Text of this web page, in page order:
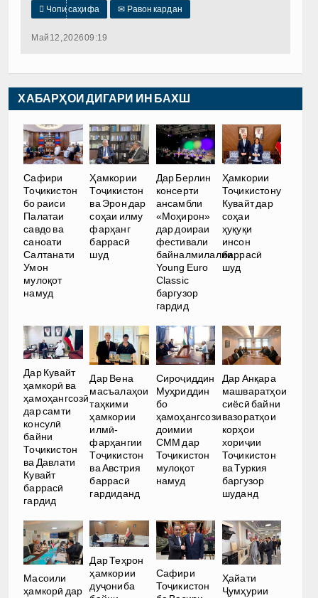
 Чопи саҳифа ✉ Равон кардан
Май 12, 2026 09:19
ХАБАРҲОИ ДИГАРИ ИН БАХШ
Сафири
Тоҷикистон
бо раиси
Палатаи
савдо ва
саноати
Салтанати
Умон
мулоқот
намуд
Ҳамкории
Тоҷикистон
ва Эрон дар
соҳаи илму
фарҳанг
баррасӣ
шуд
Дар Берлин
консерти
ансамбли
«Моҳирон»
дар доираи
фестивали
байналмилалии
Young Euro
Classic
баргузор
гардид
Ҳамкории
Тоҷикистону
Кувайт дар
соҳаи
ҳуқуқи
инсон
баррасӣ
шуд
Дар Кувайт
ҳамкорӣ ва
ҳамоҳангсозӣ
дар самти
консулӣ
байни
Тоҷикистон
ва Давлати
Кувайт
баррасӣ
гардид
Дар Вена
масъалаҳои
таҳкими
ҳамкории
илмӣ-
фарҳангии
Тоҷикистон
ва Австрия
баррасӣ
гардиданд
Сироҷиддин
Муҳриддин
бо
ҳамоҳангсози
доимии
СММ дар
Тоҷикистон
мулоқот
намуд
Дар Анқара
машваратҳои
сиёсӣ байни
вазоратҳои
корҳои
хориҷии
Тоҷикистон
ва Туркия
баргузор
шуданд
Масоили
ҳамкорӣ дар
Дар Теҳрон
ҳамкории
дуҷониба
Сафири
Тоҷикистон
Ҳайати
Ҷумҳурии